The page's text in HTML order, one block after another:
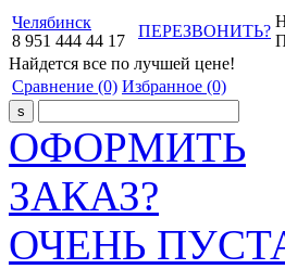
Челябинск
8 951 444 44 17
ПЕРЕЗВОНИТЬ?
Найдется все по лучшей цене!
Сравнение (0) Избранное (0)
ОФОРМИТЬ
ЗАКАЗ?
ОЧЕНЬ